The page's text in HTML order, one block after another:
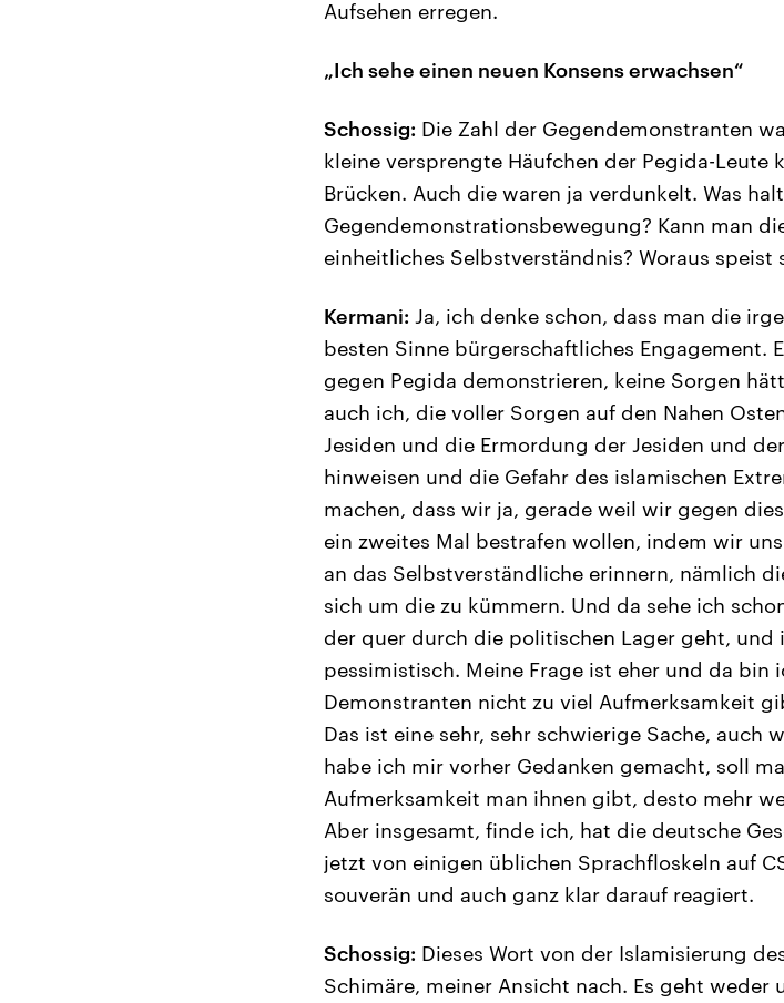
Aufsehen erregen.
„Ich sehe einen neuen Konsens erwachsen“
Schossig: Die Zahl der Gegendemonstranten
kleine versprengte Häufchen der Pegida-
Brücken. Auch die waren ja verdunkelt. Was
Gegendemonstrationsbewegung? Kann man
einheitliches Selbstverständnis? Woraus speist
Kermani: Ja, ich denke schon, dass man die
besten Sinne bürgerschaftliches Engagement.
gegen Pegida demonstrieren, keine Sorgen
auch ich, die voller Sorgen auf den Nahen
Jesiden und die Ermordung der Jesiden und
hinweisen und die Gefahr des islamischen
machen, dass wir ja, gerade weil wir gegen
ein zweites Mal bestrafen wollen, indem wir
an das Selbstverständliche erinnern, nämlich
sich um die zu kümmern. Und da sehe ich
der quer durch die politischen Lager geht,
pessimistisch. Meine Frage ist eher und da bin
Demonstranten nicht zu viel Aufmerksamkeit
Das ist eine sehr, sehr schwierige Sache, auch
habe ich mir vorher Gedanken gemacht, soll
Aufmerksamkeit man ihnen gibt, desto mehr
Aber insgesamt, finde ich, hat die deutsche
jetzt von einigen üblichen Sprachfloskeln auf
souverän und auch ganz klar darauf reagiert.
Schossig: Dieses Wort von der Islamisierung
Schimäre, meiner Ansicht nach. Es geht weder